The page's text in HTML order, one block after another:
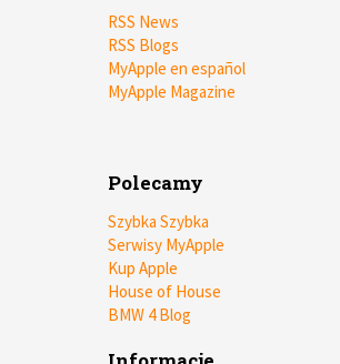
RSS News
RSS Blogs
MyApple en español
MyApple Magazine
Polecamy
Szybka Szybka
Serwisy MyApple
Kup Apple
House of House
BMW 4 Blog